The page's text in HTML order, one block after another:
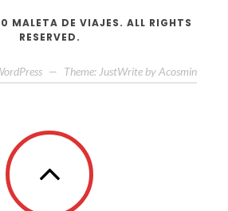
MALETA DE VIAJES. ALL RIGHTS
RESERVED.
— Theme: JustWrite by Acosmin